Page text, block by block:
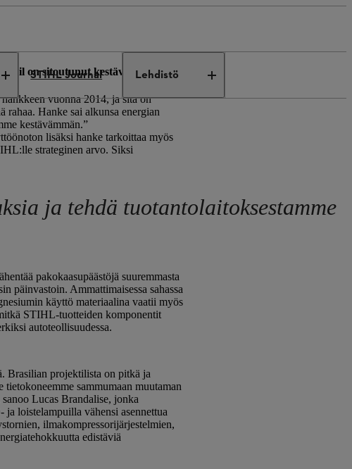
STIHL Journal Lehdistö
on sitoutunut kestävään
vuonna 2014, ja sitä on
Hanke sai alkunsa energian
kestävämmän.”
lisäksi hanke tarkoittaa myös
strateginen arvo. Siksi
ja tehdä tuotantolaitoksestamme
pakokaasupäästöjä suuremmasta
päinvastoin. Ammattimaisessa sahassa
käyttö materiaalina vaatii myös
STIHL-tuotteiden komponentit
autoteollisuudessa.
Brasilian projektilista on pitkä ja
sammumaan muutaman
Lucas Brandalise, jonka
loistelampuilla vähensi asennettua
ilmakompressorijärjestelmien,
edistäviä